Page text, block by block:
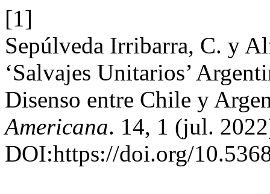
[1]
Sepúlveda Irribarra, C. y
‘Salvajes Unitarios’
Disenso entre Chile y
Americana. 14, 1 (jul.
DOI:https://doi.org/